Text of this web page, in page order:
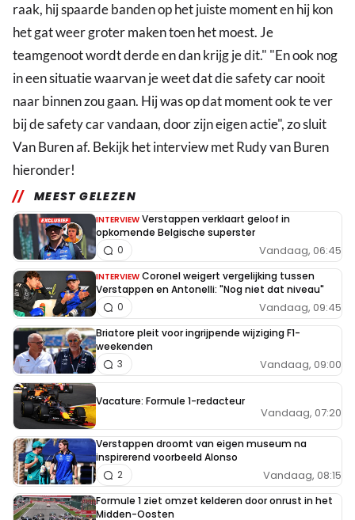
raak, hij spaarde banden op het juiste moment en hij kon
het gat weer groter maken toen het moest. Je
teamgenoot wordt derde en dan krijg je dit." "En ook nog
in een situatie waarvan je weet dat die safety car nooit
naar binnen zou gaan. Hij was op dat moment ook te ver
bij de safety car vandaan, door zijn eigen actie", zo sluit
Van Buren af. Bekijk het interview met Rudy van Buren
hieronder!
MEEST GELEZEN
INTERVIEW Verstappen verklaart geloof in
opkomende Belgische superster
Vandaag, 06:45
0
INTERVIEW Coronel weigert vergelijking tussen
Verstappen en Antonelli: "Nog niet dat niveau"
Vandaag, 09:45
0
Briatore pleit voor ingrijpende wijziging F1-
weekenden
Vandaag, 09:00
3
Vacature: Formule 1-redacteur
Vandaag, 07:20
Verstappen droomt van eigen museum na
inspirerend voorbeeld Alonso
Vandaag, 08:15
2
Formule 1 ziet omzet kelderen door onrust in het
Midden-Oosten